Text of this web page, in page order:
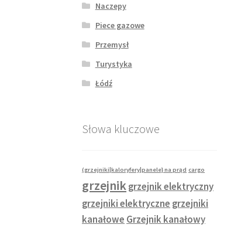
Naczepy
Piece gazowe
Przemysł
Turystyka
Łódź
Słowa kluczowe
(grzejniki|kaloryfery|panele} na prąd cargo
grzejnikgrzejnik elektryczny
grzejniki elektryczne grzejniki
kanałowe Grzejnik kanałowy